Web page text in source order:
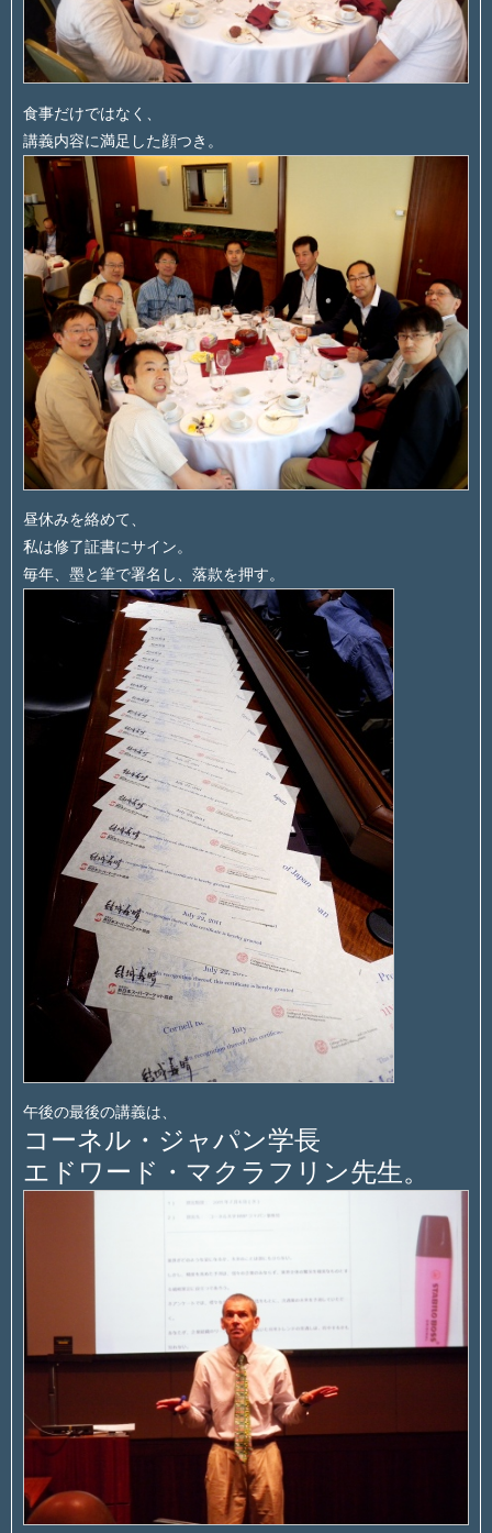
食事だけではなく、
講義内容に満足した顔つき。
昼休みを絡めて、
私は修了証書にサイン。
毎年、墨と筆で署名し、落款を押す。
午後の最後の講義は、
コーネル・ジャパン学長
エドワード・マクラフリン先生。